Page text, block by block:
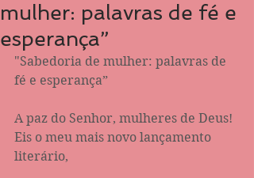
mulher: palavras de fé e
esperança”
"Sabedoria de mulher: palavras de
fé e esperança”
A paz do Senhor, mulheres de Deus!
Eis o meu mais novo lançamento
literário,